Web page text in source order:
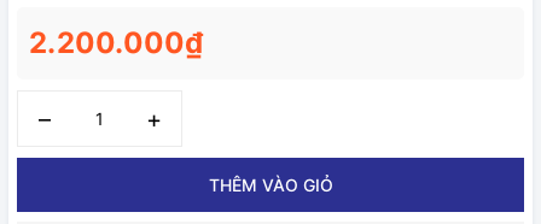
2.200.000₫
– +
THÊM VÀO GIỎ